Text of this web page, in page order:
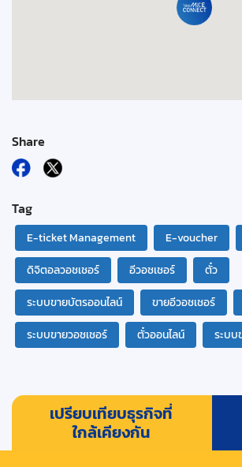
Share
Tag
E-ticket Management E-voucher
ดิจิตอลวอชเชอร์
อีวอชเชอร์
ตั๋ว
ระบบขายบัตรออนไลน์
ขายอีวอชเชอร์
ระบบขายวอชเชอร์
ตั๋วออนไลน์ ระบบ
เปรียบเทียบธุรกิจที่
ใกล้เคียงกัน